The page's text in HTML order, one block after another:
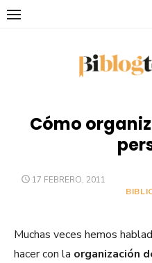
Saltar
Cómo
PUBLICADO
17 FEBRERO, 2011
Muchas veces hemos
hacer con la organización